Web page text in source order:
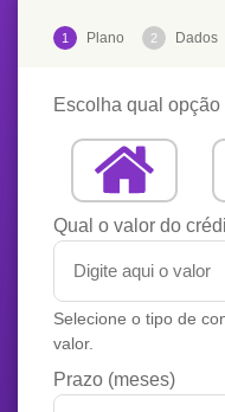
1 Plano 2 Dados
Escolha qual
Qual o valor do
Selecione o tipo de
valor.
Prazo (meses)